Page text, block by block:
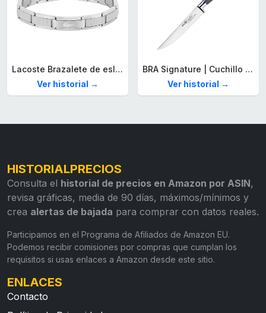
Lacoste Brazalete de eslabón para Hombre Colección STENCIL de Acero inoxidable
Ver historial →
BRA Signature | Cuchillo tomatero 120 mm, Acero Inoxidable alemán forjado con Molibdeno Vanadio, Mango Remachado ABS, Diseño Ergonómico, Hoja 1,6 mm espesor
Ver historial →
HISTORIALPRECIOS
Consulta el historial de precios en Amazon por ASIN,
revisa gráficas, media de 90 días, máximos/mínimos y
crea alertas de bajada para comprar con datos reales.
Participamos en el Programa de Afiliados de Amazon EU.
Podemos recibir comisiones por compras que cumplan los
requisitos si usas enlaces a Amazon desde este sitio.
ENLACES
Contacto